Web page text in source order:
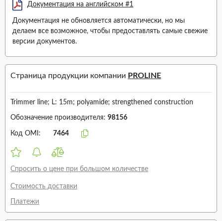
Документация на английском #1
Документация не обновляется автоматически, но мы
делаем все возможное, чтобы предоставлять самые свежие
версии документов.
Страница продукции компании PROLINE
Trimmer line; L: 15m; polyamide; strengthened construction
Обозначение производителя: 98156
Код OMI: 7464
Спросить о цене при большом количестве
Стоимость доставки
Платежи